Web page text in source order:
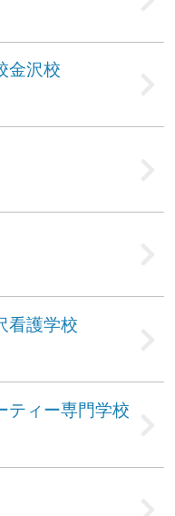
金沢校
看護学校
ティー専門学校